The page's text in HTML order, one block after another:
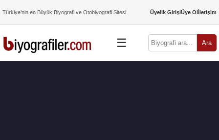
Türkiye’nin en Büyük Biyografi ve Otobiyografi Sitesi Üyelik GirişiÜye Olİletişim
☰ Ara